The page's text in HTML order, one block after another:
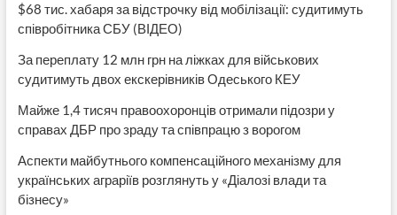
$68 тис. хабаря за відстрочку від мобілізації: судитимуть
співробітника СБУ (ВІДЕО)
За переплату 12 млн грн на ліжках для військових
судитимуть двох екскерівників Одеського КЕУ
Майже 1,4 тисяч правоохоронців отримали підозри у
справах ДБР про зраду та співпрацю з ворогом
Аспекти майбутнього компенсаційного механізму для
українських аграріїв розглянуть у «Діалозі влади та
бізнесу»